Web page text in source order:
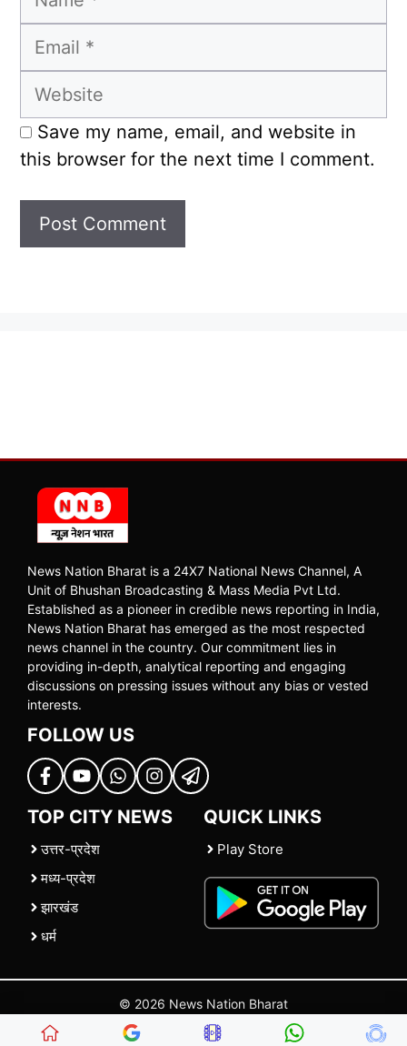
Email
Website
Save my name, email, and website in
this browser for the next time I comment.
News Nation Bharat is a 24X7 National News Channel, A
Unit of Bhushan Broadcasting & Mass Media Pvt Ltd.
Established as a pioneer in credible news reporting in India,
News Nation Bharat has emerged as the most respected
news channel in the country. Our commitment lies in
providing in-depth, analytical reporting and engaging
discussions on pressing issues without any bias or vested
interests.
FOLLOW US
TOP CITY NEWS
उत्तर-प्रदेश
मध्य-प्रदेश
झारखंड
धर्म
QUICK LINKS
Play Store
© 2026 News Nation Bharat
| |Contact Us |Policies Terms and Conditions